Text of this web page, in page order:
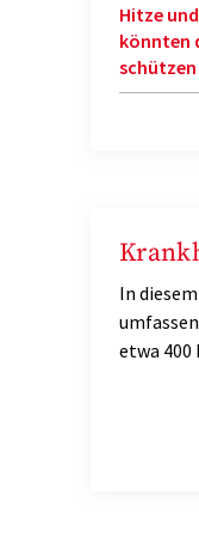
Hitze
könnten
In
etwa